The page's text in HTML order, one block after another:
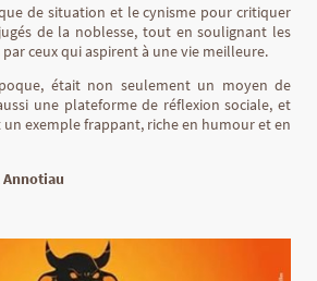
de situation et le cynisme pour critiquer
de la noblesse, tout en soulignant les
ceux qui aspirent à une vie meilleure.
était non seulement un moyen de
une plateforme de réflexion sociale, et
un exemple frappant, riche en humour et en
Annotiau